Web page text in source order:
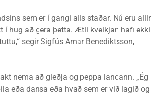
sem er í gangi alls staðar. Nú eru allir
í hug að gera þetta. Ætli kveikjan hafi ekki
segir Sigfús Arnar Benediktsson,
nema að gleðja og peppa landann. „Ég
eða dansa eða hvað sem er við lagið og